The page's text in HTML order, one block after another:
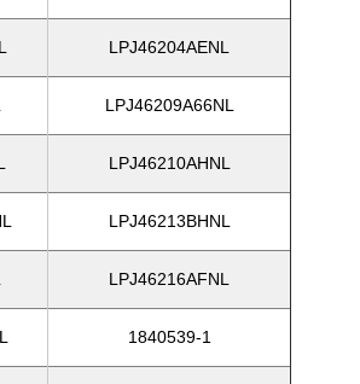
LPJ46204AENL
LPJ46209A66NL
LPJ46210AHNL
LPJ46213BHNL
LPJ46216AFNL
1840539-1